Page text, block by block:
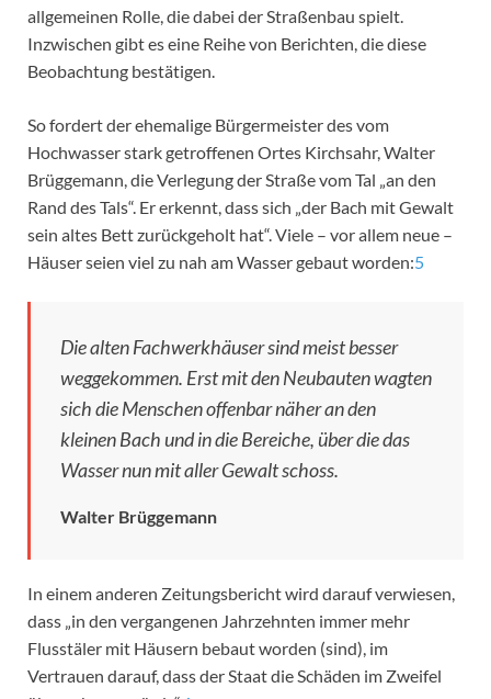
allgemeinen Rolle, die dabei der Straßenbau spielt.
Inzwischen gibt es eine Reihe von Berichten, die diese
Beobachtung bestätigen.
So fordert der ehemalige Bürgermeister des vom
Hochwasser stark getroffenen Ortes Kirchsahr, Walter
Brüggemann, die Verlegung der Straße vom Tal „an den
Rand des Tals“. Er erkennt, dass sich „der Bach mit Gewalt
sein altes Bett zurückgeholt hat“. Viele – vor allem neue –
Häuser seien viel zu nah am Wasser gebaut worden:5
Die alten Fachwerkhäuser sind meist besser
weggekommen. Erst mit den Neubauten wagten
sich die Menschen offenbar näher an den
kleinen Bach und in die Bereiche, über die das
Wasser nun mit aller Gewalt schoss.
Walter Brüggemann
In einem anderen Zeitungsbericht wird darauf verwiesen,
dass „in den vergangenen Jahrzehnten immer mehr
Flusstäler mit Häusern bebaut worden (sind), im
Vertrauen darauf, dass der Staat die Schäden im Zweifel